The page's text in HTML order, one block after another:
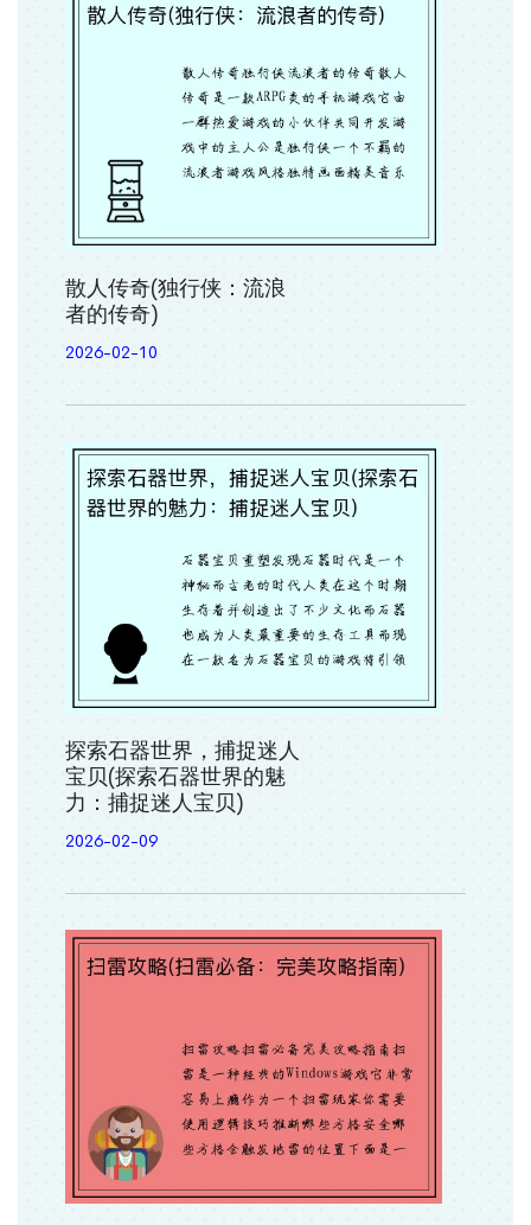
散人传奇(独行侠：流浪
者的传奇)
2026-02-10
探索石器世界，捕捉迷人
宝贝(探索石器世界的魅
力：捕捉迷人宝贝)
2026-02-09